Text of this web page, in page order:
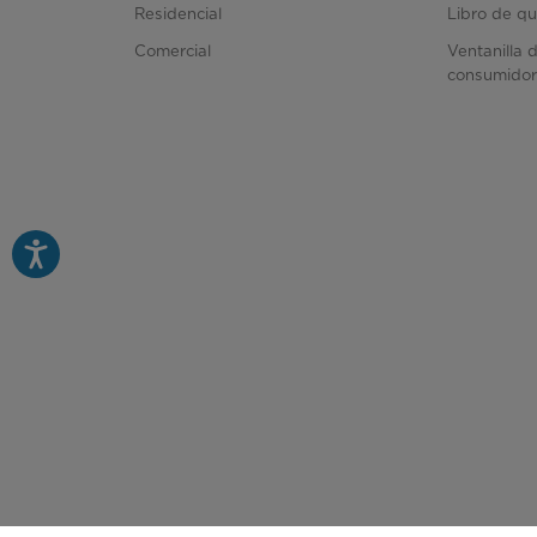
Residencial
Comercial
Libro de
Ventanilla
consumidor